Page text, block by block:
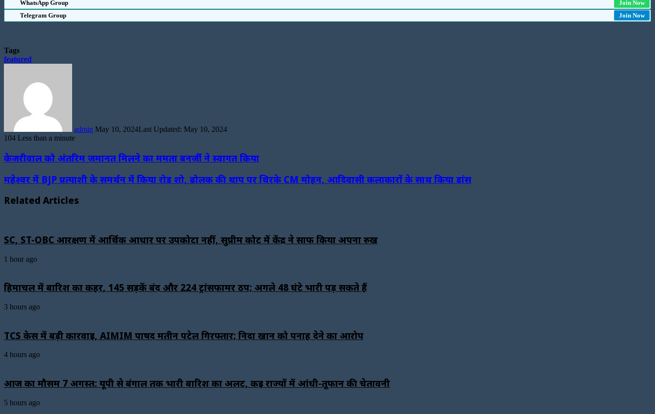
WhatsApp Group
Join Now
Telegram Group
Join Now
Tags
featured
admin May 10, 2024Last Updated: May 10, 2024
104 Less than a minute
केजरीवाल को अंतरिम जमानत मिलने का ममता बनर्जी ने स्वागत किया
महेश्वर में BJP प्रत्याशी के समर्थन में किया रोड शो, ढोलक की थाप पर थिरके CM मोहन, आदिवासी कलाकारों के साथ किया डांस
Related Articles
SC, ST-OBC आरक्षण में आर्थिक आधार पर उपकोटा नहीं, सुप्रीम कोर्ट में केंद्र ने साफ किया अपना रुख
1 hour ago
हिमाचल में बारिश का कहर, 145 सड़कें बंद और 224 ट्रांसफार्मर ठप; अगले 48 घंटे भारी पड़ सकते हैं
3 hours ago
TCS केस में बड़ी कार्रवाई, AIMIM पार्षद मतीन पटेल गिरफ्तार; निदा खान को पनाह देने का आरोप
4 hours ago
आज का मौसम 7 अगस्त: यूपी से बंगाल तक भारी बारिश का अलर्ट, कई राज्यों में आंधी-तूफान की चेतावनी
5 hours ago